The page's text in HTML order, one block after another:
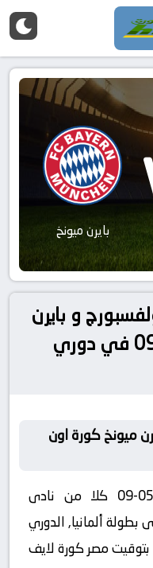
بايرن ميونخ
و بايرن
ميونخ بتاريخ 2026-05-09 في دوري
ميونخ كورة اون
يلا شوت يلتقى اليوم 2026-05-09 كلا من نادى
ألمانيا, الدوري